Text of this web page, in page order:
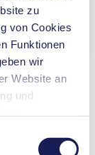
zu
von Cookies
Funktionen
wir
Website an
und
oder die